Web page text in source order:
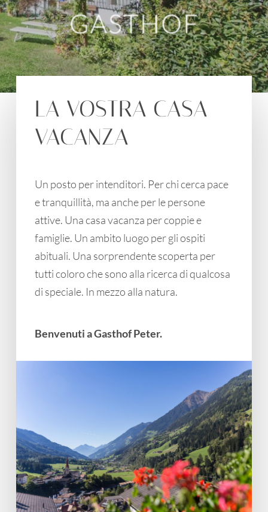
LA VOSTRA CASA
VACANZA
Un posto per intenditori. Per chi cerca pace
e tranquillità, ma anche per le persone
attive. Una casa vacanza per coppie e
famiglie. Un ambito luogo per gli ospiti
abituali. Una sorprendente scoperta per
tutti coloro che sono alla ricerca di qualcosa
di speciale. In mezzo alla natura.
Benvenuti a Gasthof Peter.